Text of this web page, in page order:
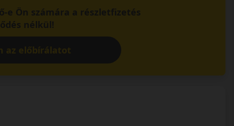
e Ön számára a részletfizetés
nélkül!
az előbírálatot